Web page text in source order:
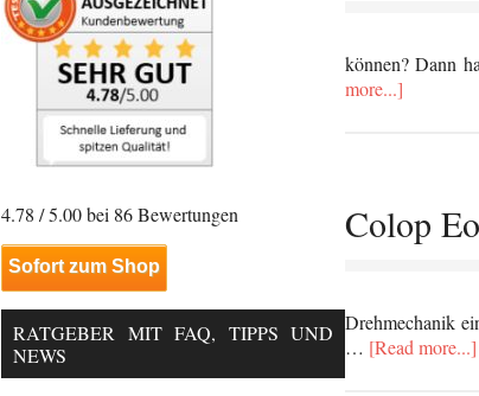
können? Dann
more...]
Colop
Drehmechanik
… [Read more...]
4.78 / 5.00 bei 86Bewertungen
Sofort zum Shop
RATGEBER MIT FAQ, TIPPS UND
NEWS